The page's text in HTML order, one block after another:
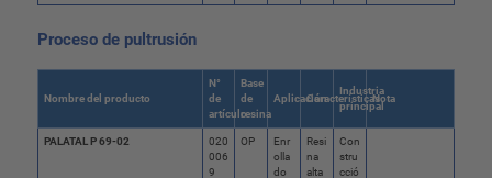
Proceso de pultrusión
Nombre del producto
N°
de
artículo
Base
de
resina
AplicaciónCaracterísticas
Industria
principal
Nota
PALATAL P 69-02
020
006
9
OP
Enr
olla
do
Resi
na
alta
Con
stru
cció